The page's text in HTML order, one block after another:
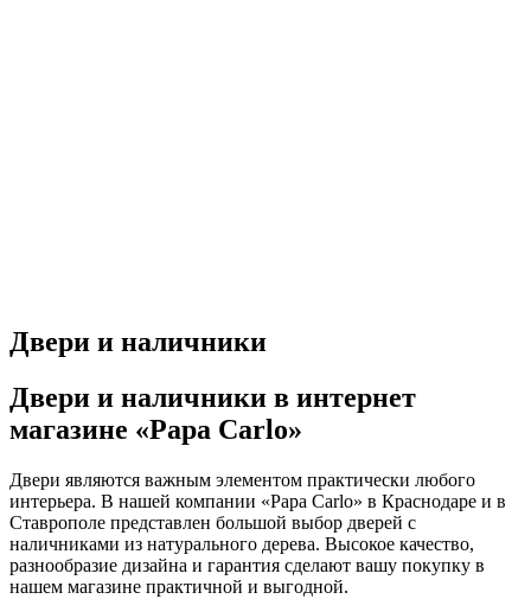
Двери и наличники
Двери и наличники в интернет
магазине «Papa Carlo»
Двери являются важным элементом практически любого
интерьера. В нашей компании «Papa Carlo» в Краснодаре и в
Ставрополе представлен большой выбор дверей с
наличниками из натурального дерева. Высокое качество,
разнообразие дизайна и гарантия сделают вашу покупку в
нашем магазине практичной и выгодной.